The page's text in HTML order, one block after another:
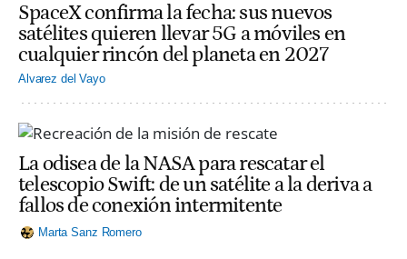
SpaceX confirma la fecha: sus nuevos
satélites quieren llevar 5G a móviles en
cualquier rincón del planeta en 2027
Alvarez del Vayo
La odisea de la NASA para rescatar el
telescopio Swift: de un satélite a la deriva a
fallos de conexión intermitente
Marta Sanz Romero